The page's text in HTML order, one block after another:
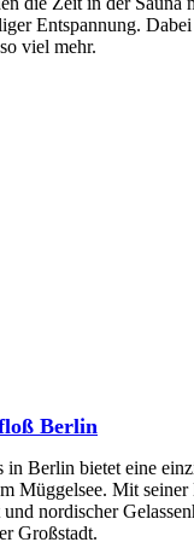
Entspannung.
viel mehr.
Berlin
in Berlin bietet eine
Müggelsee. Mit
nordischer
Großstadt.